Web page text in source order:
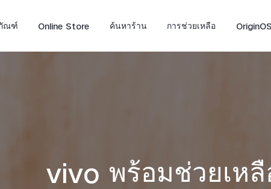
ณฑ์ Online Store ค้นหาร้าน การช่วยเหลือ OriginOS
vivo พร้อมช่วยเหลื